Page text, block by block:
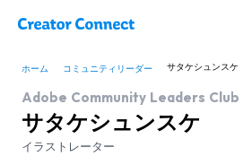
ホーム コミュニティリーダー サタケシュンスケ
Adobe Community Leaders Club
サタケシュンスケ
イラストレーター